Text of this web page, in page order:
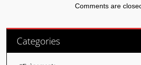
Comments are
Categories